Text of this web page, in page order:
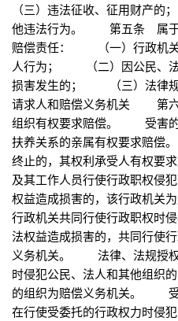
（三）违法征收、征用财产
他违法行为。 第五条 属于
赔偿责任： （一）行政机关
人行为； （二）因公民、法
损害发生的； （三）法律
请求人和赔偿义务机关 第
组织有权要求赔偿。 受害的
扶养关系的亲属有权要求赔
终止的，其权利承受人有权
及其工作人员行使行政职权侵
权益造成损害的，该行政机
行政机关共同行使行政职权时
法权益造成损害的，共同行使
义务机关。 法律、法规授权
时侵犯公民、法人和其他组织
的组织为赔偿义务机关。 受
在行使受委托的行政权力时侵